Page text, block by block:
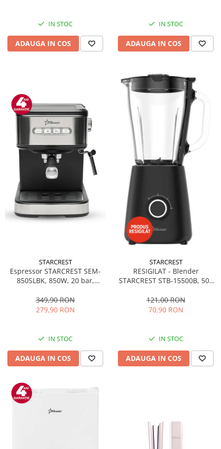
IN STOC
ADAUGA IN COS
IN STOC
ADAUGA IN COS
STARCREST
Espressor STARCREST SEM-
850SLBK, 850W, 20 bar,
dispozitiv spumare, filtru
dublu din inox, Negru/Inox
349,90 RON
279,90 RON
IN STOC
ADAUGA IN COS
STARCREST
RESIGILAT - Blender
STARCREST STB-15500B, 500
Pulse, Negru
121,00 RON
70,90 RON
IN STOC
ADAUGA IN COS